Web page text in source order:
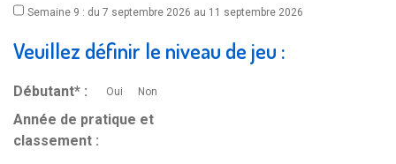
Semaine 9 : du 7 septembre 2026 au 11 septembre 2026
Veuillez définir le niveau de jeu :
Débutant* : Oui Non
Année de pratique et
classement :